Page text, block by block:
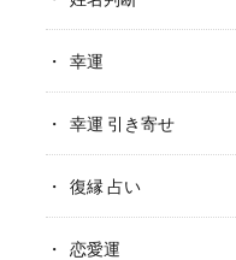
幸運
幸運 引き寄せ
復縁 占い
恋愛運